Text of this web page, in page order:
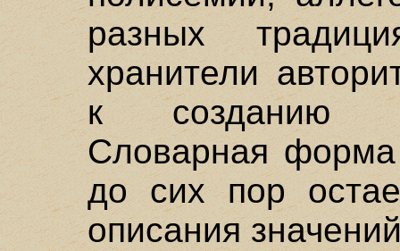
разных
хранители
к созданию
Словарная форма
до сих пор
описания